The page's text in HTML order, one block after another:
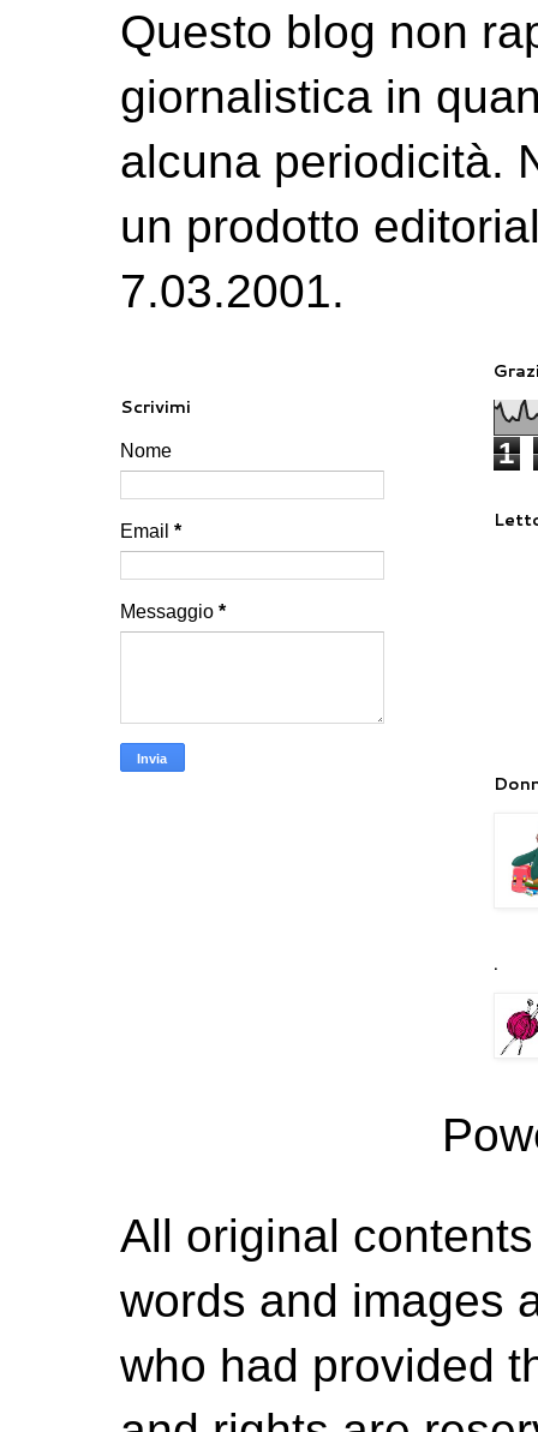
Questo blog non
giornalistica in
alcuna periodicità.
un prodotto
7.03.2001.
Scrivimi
Nome
Email *
Messaggio *
1
.
All original
words and images
who had provided